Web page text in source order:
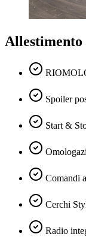
Allestimento
Spoiler
Start &
Comandi
Cerchi
Radio